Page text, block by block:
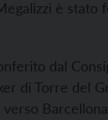
è
dal
di Torre del